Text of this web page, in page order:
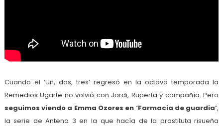
Cuando el ‘Un, dos, tres’ regresó en la octava temporada la
Remedios Ugarte no volvió con Jordi, Ruperta y compañía. Pero
seguimos viendo a Emma Ozores en ‘Farmacia de guardia’,
la serie de Antena 3 en la que hacía de la prostituta risueña